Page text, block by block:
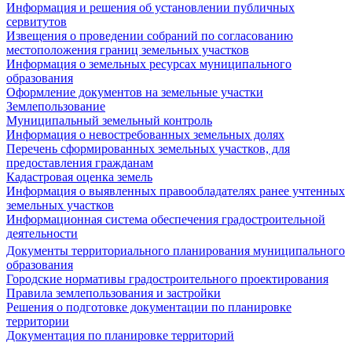
Информация и решения об установлении публичных
сервитутов
Извещения о проведении собраний по согласованию
местоположения границ земельных участков
Информация о земельных ресурсах муниципального
образования
Оформление документов на земельные участки
Землепользование
Муниципальный земельный контроль
Информация о невостребованных земельных долях
Перечень сформированных земельных участков, для
предоставления гражданам
Кадастровая оценка земель
Информация о выявленных правообладателях ранее учтенных
земельных участков
Информационная система обеспечения градостроительной
деятельности
Документы территориального планирования муниципального
образования
Городские нормативы градостроительного проектирования
Правила землепользования и застройки
Решения о подготовке документации по планировке
территории
Документация по планировке территорий